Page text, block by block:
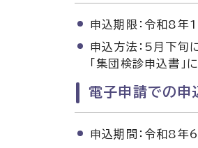
申込期限：令和8年
申込方法：5月下旬
「集団検診申込書
電子申請での申
申込期間：令和8年